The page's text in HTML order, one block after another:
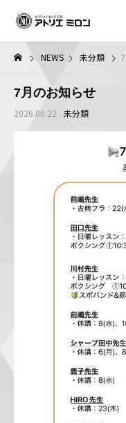
NEWS 未分類
7月のお知らせ
2026.06.22 未分類